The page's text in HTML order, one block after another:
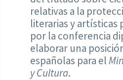
relativas a la
literarias y artísticas
por la conferencia
elaborar una
españolas para el
y Cultura.